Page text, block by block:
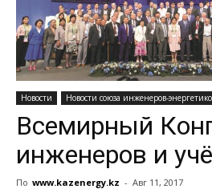
Новости Новости союза инженеров-
Всемирный
инженеров и
По www.kazenergy.kz - Авг 11, 2017